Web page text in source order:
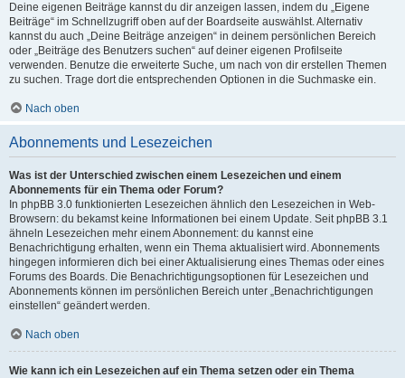
Deine eigenen Beiträge kannst du dir anzeigen lassen, indem du „Eigene
Beiträge“ im Schnellzugriff oben auf der Boardseite auswählst. Alternativ
kannst du auch „Deine Beiträge anzeigen“ in deinem persönlichen Bereich
oder „Beiträge des Benutzers suchen“ auf deiner eigenen Profilseite
verwenden. Benutze die erweiterte Suche, um nach von dir erstellen Themen
zu suchen. Trage dort die entsprechenden Optionen in die Suchmaske ein.
Nach oben
Abonnements und Lesezeichen
Was ist der Unterschied zwischen einem Lesezeichen und einem
Abonnements für ein Thema oder Forum?
In phpBB 3.0 funktionierten Lesezeichen ähnlich den Lesezeichen in Web-
Browsern: du bekamst keine Informationen bei einem Update. Seit phpBB 3.1
ähneln Lesezeichen mehr einem Abonnement: du kannst eine
Benachrichtigung erhalten, wenn ein Thema aktualisiert wird. Abonnements
hingegen informieren dich bei einer Aktualisierung eines Themas oder eines
Forums des Boards. Die Benachrichtigungsoptionen für Lesezeichen und
Abonnements können im persönlichen Bereich unter „Benachrichtigungen
einstellen“ geändert werden.
Nach oben
Wie kann ich ein Lesezeichen auf ein Thema setzen oder ein Thema